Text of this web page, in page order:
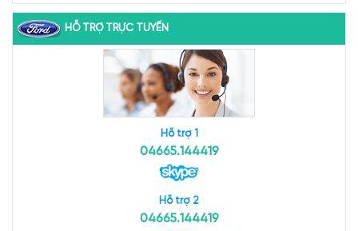
HỖ TRỢ TRỰC TUYẾN
Hỗ trợ 1
04665.144419
Hỗ trợ 2
04665.144419